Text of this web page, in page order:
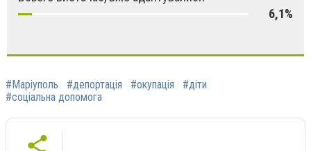
6,1%
#Маріуполь #депортація #окупація
#діти
#соціальна допомога